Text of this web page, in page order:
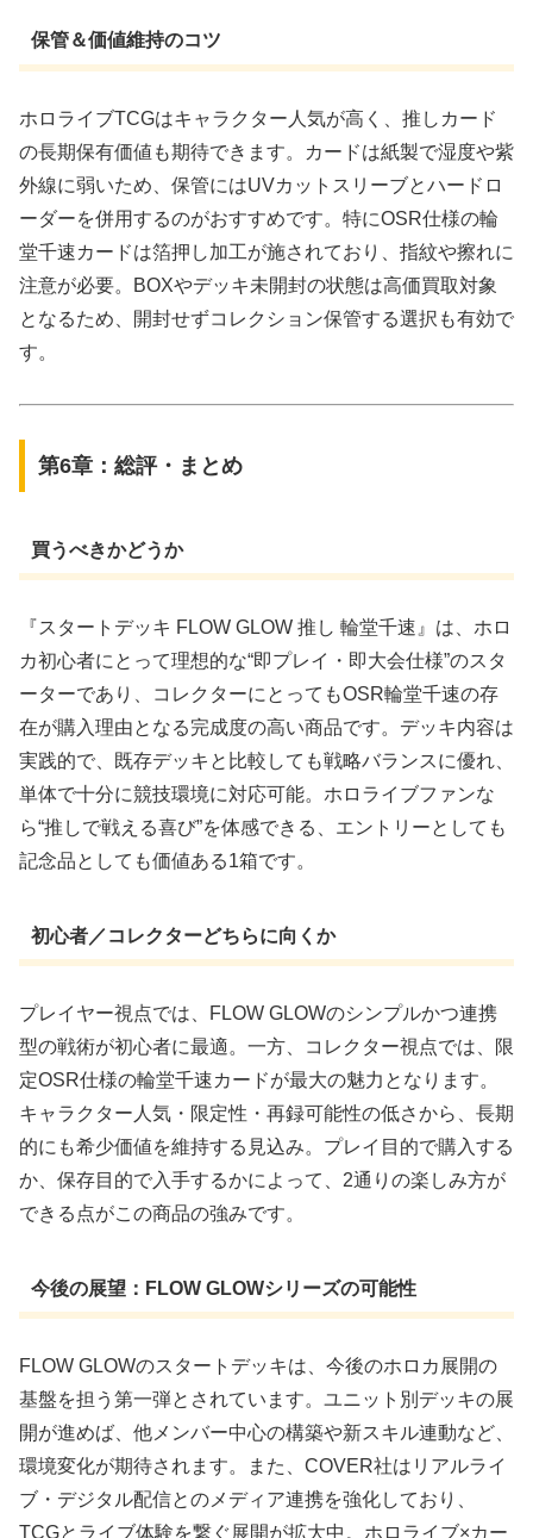
保管＆価値維持のコツ
ホロライブTCGはキャラクター人気が高く、推しカード
の長期保有価値も期待できます。カードは紙製で湿度や紫
外線に弱いため、保管にはUVカットスリーブとハードロ
ーダーを併用するのがおすすめです。特にOSR仕様の輪
堂千速カードは箔押し加工が施されており、指紋や擦れに
注意が必要。BOXやデッキ未開封の状態は高価買取対象
となるため、開封せずコレクション保管する選択も有効で
す。
第6章：総評・まとめ
買うべきかどうか
『スタートデッキ FLOW GLOW 推し 輪堂千速』は、ホロ
カ初心者にとって理想的な“即プレイ・即大会仕様”のスタ
ーターであり、コレクターにとってもOSR輪堂千速の存
在が購入理由となる完成度の高い商品です。デッキ内容は
実践的で、既存デッキと比較しても戦略バランスに優れ、
単体で十分に競技環境に対応可能。ホロライブファンな
ら“推しで戦える喜び”を体感できる、エントリーとしても
記念品としても価値ある1箱です。
初心者／コレクターどちらに向くか
プレイヤー視点では、FLOW GLOWのシンプルかつ連携
型の戦術が初心者に最適。一方、コレクター視点では、限
定OSR仕様の輪堂千速カードが最大の魅力となります。
キャラクター人気・限定性・再録可能性の低さから、長期
的にも希少価値を維持する見込み。プレイ目的で購入する
か、保存目的で入手するかによって、2通りの楽しみ方が
できる点がこの商品の強みです。
今後の展望：FLOW GLOWシリーズの可能性
FLOW GLOWのスタートデッキは、今後のホロカ展開の
基盤を担う第一弾とされています。ユニット別デッキの展
開が進めば、他メンバー中心の構築や新スキル連動など、
環境変化が期待されます。また、COVER社はリアルライ
ブ・デジタル配信とのメディア連携を強化しており、
TCGとライブ体験を繋ぐ展開が拡大中。ホロライブ×カー